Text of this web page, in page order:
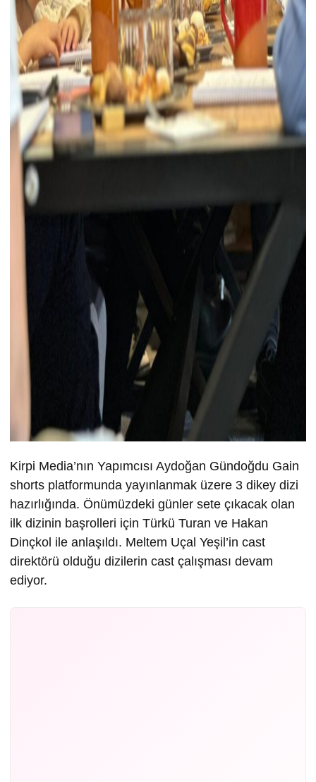
Kirpi Media’nın Yapımcısı Aydoğan Gündoğdu Gain
shorts platformunda yayınlanmak üzere 3 dikey dizi
hazırlığında. Önümüzdeki günler sete çıkacak olan
ilk dizinin başrolleri için Türkü Turan ve Hakan
Dinçkol ile anlaşıldı. Meltem Uçal Yeşil’in cast
direktörü olduğu dizilerin cast çalışması devam
ediyor.